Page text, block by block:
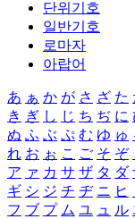
단위기호
일반기호
로마자
아랍어
あ ぁ か が さ ざ た
き ぎ し じ ち ぢ に
ぬ ふ ぶ ぷ む ゆ ゅ
れ お ぉ こ ご そ ぞ
ア ァ カ サ ザ タ ダ
ギ シ ジ チ ヂ ニ ヒ
フ ブ プ ム ユ ュ ル